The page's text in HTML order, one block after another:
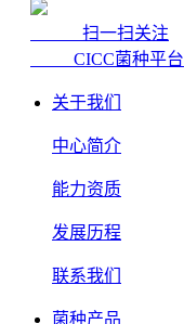
扫一扫关注
CICC菌种平台
关于我们
中心简介
能力资质
发展历程
联系我们
菌种产品